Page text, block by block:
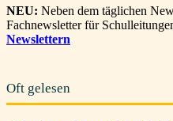
NEU: Neben dem täglichen
Fachnewsletter für
Newslettern
Oft gelesen